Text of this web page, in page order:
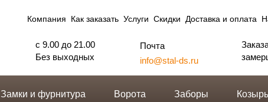
Компания Как заказать Услуги Скидки Доставка и оплата
с 9.00 до 21.00
Без выходных
Почта
info@stal-ds.ru
Замки и фурнитура Ворота Заборы